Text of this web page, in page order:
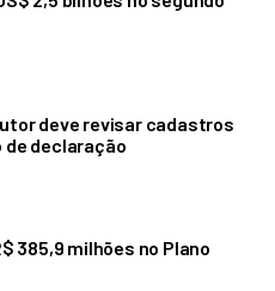
deve revisar cadastros
de declaração
385,9 milhões no Plano